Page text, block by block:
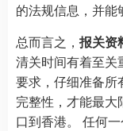
的法规信息，并能
总而言之， 报关资
清关时间有着至关
要求，仔细准备所
完整性，才能最
口到香港。 任何